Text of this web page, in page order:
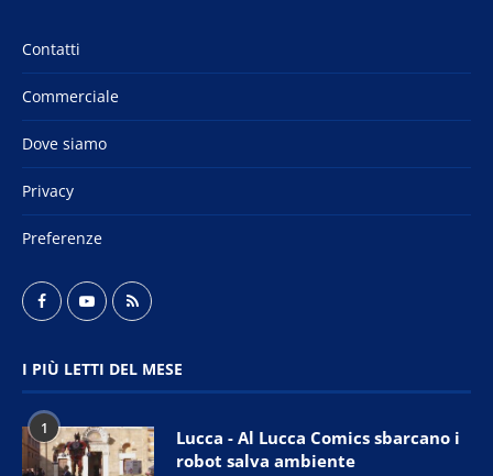
Contatti
Commerciale
Dove siamo
Privacy
Preferenze
I PIÙ LETTI DEL MESE
1
Lucca - Al Lucca Comics sbarcano i
robot salva ambiente